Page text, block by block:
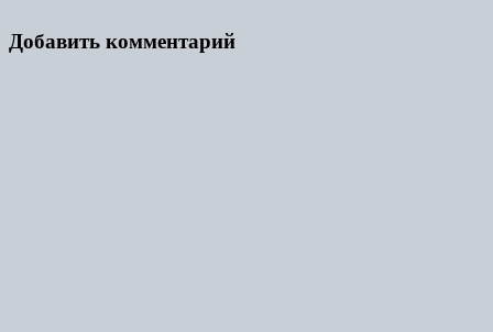
Добавить комментарий